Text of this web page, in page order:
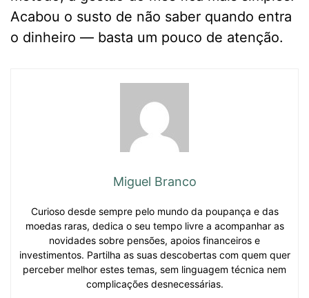
Acabou o susto de não saber quando entra
o dinheiro — basta um pouco de atenção.
Miguel Branco
Curioso desde sempre pelo mundo da poupança e das
moedas raras, dedica o seu tempo livre a acompanhar as
novidades sobre pensões, apoios financeiros e
investimentos. Partilha as suas descobertas com quem quer
perceber melhor estes temas, sem linguagem técnica nem
complicações desnecessárias.